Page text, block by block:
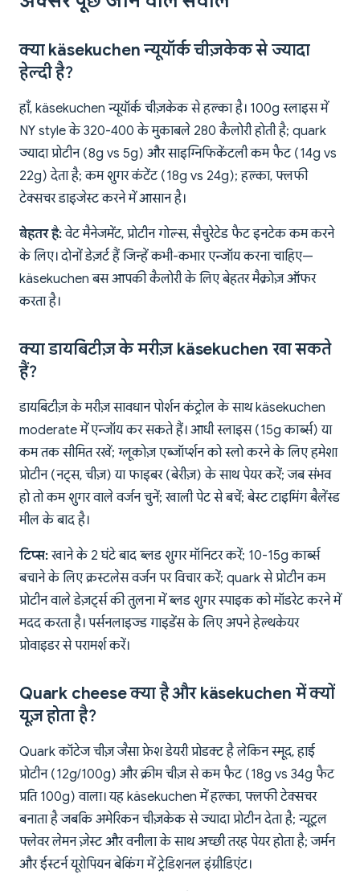
क्या käsekuchen न्यूयॉर्क चीज़केक से ज्यादा
हेल्दी है?
हाँ, käsekuchen न्यूयॉर्क चीज़केक से हल्का है। 100g स्लाइस में
NY style के 320-400 के मुकाबले 280 कैलोरी होती है; quark
ज्यादा प्रोटीन (8g vs 5g) और साइग्निफिकेंटली कम फैट (14g vs
22g) देता है; कम शुगर कंटेंट (18g vs 24g); हल्का, फ्लफी
टेक्सचर डाइजेस्ट करने में आसान है।
बेहतर है:वेट मैनेजमेंट, प्रोटीन गोल्स, सैचुरेटेड फैट इनटेक कम करने
के लिए। दोनों डेज़र्ट हैं जिन्हें कभी-कभार एन्जॉय करना चाहिए—
käsekuchen बस आपकी कैलोरी के लिए बेहतर मैक्रोज़ ऑफर
करता है।
क्या डायबिटीज़ के मरीज़ käsekuchen खा सकते
हैं?
डायबिटीज़ के मरीज़ सावधान पोर्शन कंट्रोल के साथ käsekuchen
moderate में एन्जॉय कर सकते हैं। आधी स्लाइस (15g कार्ब्स) या
कम तक सीमित रखें; ग्लूकोज़ एब्जॉर्प्शन को स्लो करने के लिए हमेशा
प्रोटीन (नट्स, चीज़) या फाइबर (बेरीज़) के साथ पेयर करें; जब संभव
हो तो कम शुगर वाले वर्जन चुनें; खाली पेट से बचें; बेस्ट टाइमिंग बैलेंस्ड
मील के बाद है।
टिप्स:खाने के 2 घंटे बाद ब्लड शुगर मॉनिटर करें; 10-15g कार्ब्स
बचाने के लिए क्रस्टलेस वर्जन पर विचार करें; quark से प्रोटीन कम
प्रोटीन वाले डेज़र्ट्स की तुलना में ब्लड शुगर स्पाइक को मॉडरेट करने में
मदद करता है। पर्सनलाइज्ड गाइडेंस के लिए अपने हेल्थकेयर
प्रोवाइडर से परामर्श करें।
Quark cheese क्या है और käsekuchen में क्यों
यूज़ होता है?
Quark कॉटेज चीज़ जैसा फ्रेश डेयरी प्रोडक्ट है लेकिन स्मूद, हाई
प्रोटीन (12g/100g) और क्रीम चीज़ से कम फैट (18g vs 34g फैट
प्रति 100g) वाला। यह käsekuchen में हल्का, फ्लफी टेक्सचर
बनाता है जबकि अमेरिकन चीज़केक से ज्यादा प्रोटीन देता है; न्यूट्रल
फ्लेवर लेमन ज़ेस्ट और वनीला के साथ अच्छी तरह पेयर होता है; जर्मन
और ईस्टर्न यूरोपियन बेकिंग में ट्रेडिशनल इंग्रीडिएंट।